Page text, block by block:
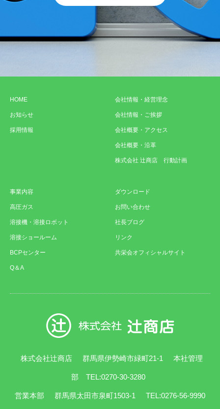
HOME
お知らせ
採用情報
会社情報・経営理念
会社情報・ご挨拶
会社概要・アクセス
会社概要・沿革
株式会社 辻商店 行動計画
事業内容
高圧ガス
溶接機・溶接ロボット
溶接ショールーム
BCPセンター
Q＆A
ダウンロード
お問い合わせ
社長ブログ
リンク
共栄会オフィシャルサイト
株式会社辻商店 群馬県伊勢崎市緑町21-1 本社管理
部 TEL:0270-30-3280
営業本部 群馬県太田市泉町1503-1 TEL:0276-56-9990